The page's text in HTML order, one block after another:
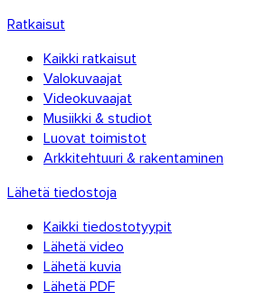
Ratkaisut
Kaikki ratkaisut
Valokuvaajat
Videokuvaajat
Musiikki & studiot
Luovat toimistot
Arkkitehtuuri & rakentaminen
Lähetä tiedostoja
Kaikki tiedostotyypit
Lähetä video
Lähetä kuvia
Lähetä PDF